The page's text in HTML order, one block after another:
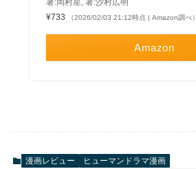
¥733
（2026/02/03 21:12時点 | Amazon調べ）
Amazon
漫画レビュー
ヒューマンドラマ漫画